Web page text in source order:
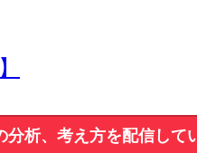
析、考え方を配信して